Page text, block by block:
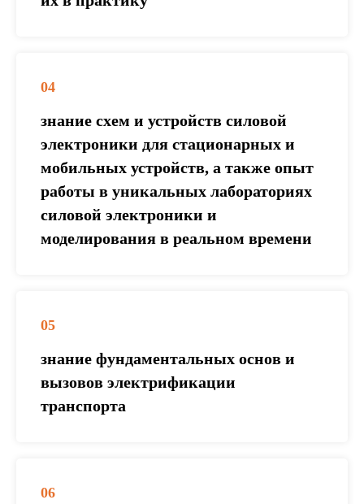
04
знание схем и устройств силовой
электроники для стационарных и
мобильных устройств, а также опыт
работы в уникальных лабораториях
силовой электроники и
моделирования в реальном времени
05
знание фундаментальных основ и
вызовов электрификации
транспорта
06